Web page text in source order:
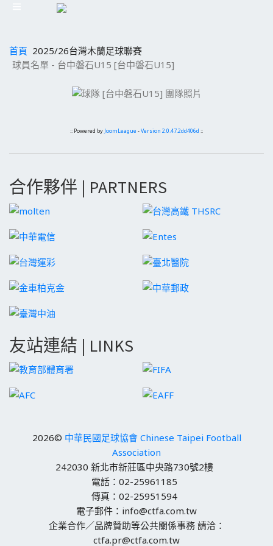
首頁 2025/26台灣木蘭足球聯賽
球員名單 - 台中磐石U15 [台中磐石U15]
:: Powered by JoomLeague -Version 2.0.47.2dd406d ::
合作夥伴 | PARTNERS
友站連結 | LINKS
2026© 中華民國足球協會 Chinese Taipei Football
Association
242030 新北市新莊區中央路730號2樓
電話：02-25961185
傳真：02-25951594
電子郵件：info@ctfa.com.tw
企業合作／品牌贊助等公共關係事務 請洽：
ctfa.pr@ctfa.com.tw